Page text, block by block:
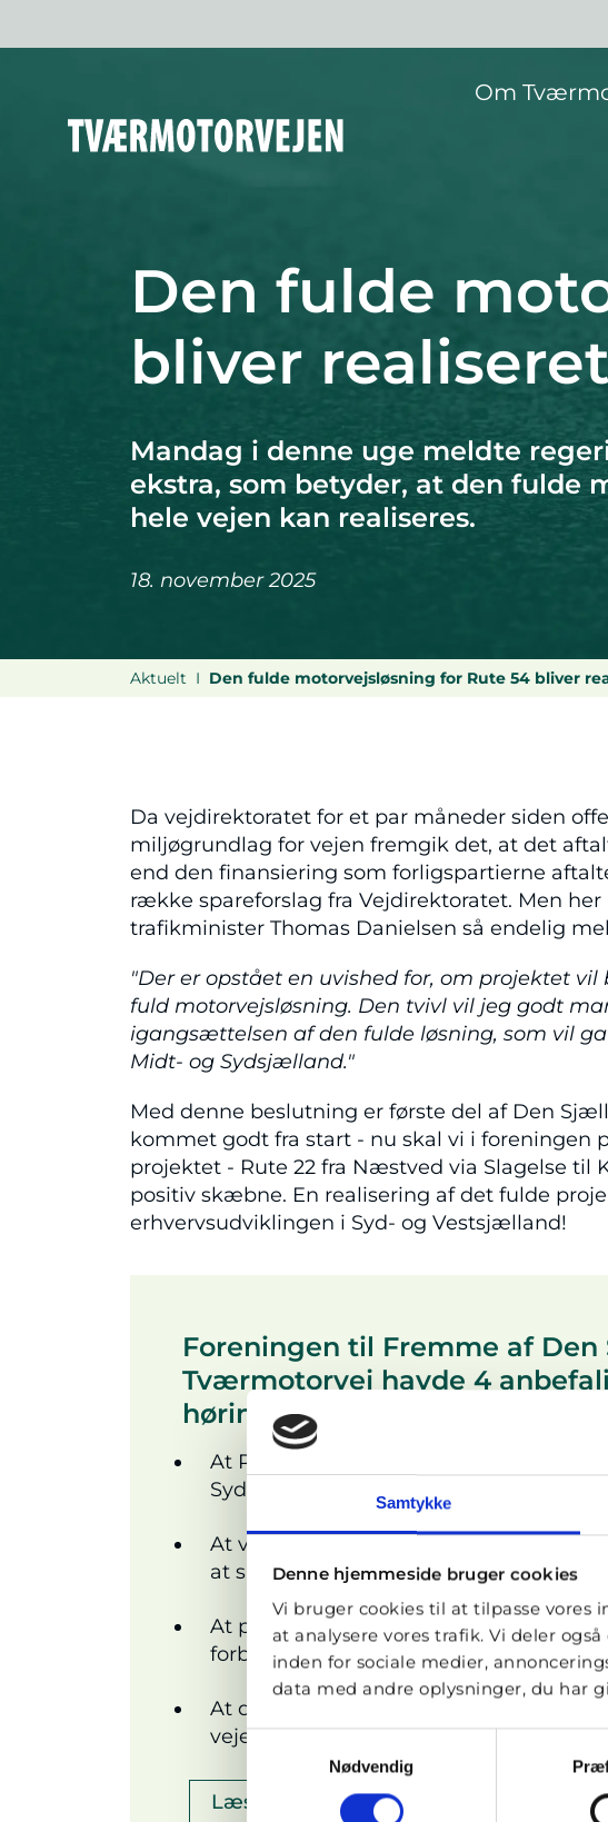
Samtykke
Denne hjemmeside bruger cookies
Vi bruger cookies til at tilpasse
at analysere vores trafik. Vi deler
inden for sociale medier,
data med andre oplysninger, du har
Samtykkevalg
Nødvendig
Om
Den fulde
bliver
Mandag i denne uge meldte
ekstra, som betyder, at den fulde
hele vejen kan realiseres.
18. november 2025
Aktuelt Den fulde motorvejsløsning for Rute 54 bliver
Da vejdirektoratet for et par måneder siden
miljøgrundlag for vejen fremgik det, at det
end den finansiering som forligspartierne
række spareforslag fra Vejdirektoratet. Men her
trafikminister Thomas Danielsen så endelig
"Der er opstået en uvished for, om projektet
fuld motorvejsløsning. Den tvivl vil jeg godt
igangsættelsen af den fulde løsning, som vil
Midt- og Sydsjælland."
Med denne beslutning er første del af Den
kommet godt fra start - nu skal vi i foreningen
projektet - Rute 22 fra Næstved via Slagelse til
positiv skæbne. En realisering af det fulde
erhvervsudviklingen i Syd- og Vestsjælland!
Foreningen til Fremme af
Tværmotorvej havde 4
høringssvar:
At Rute 54 udbygges med to spor hele
Sydmotorvejen.
At vejens fulde bredde bevares, inkl.
at sikre trafiksikkerhed og fremtidig
At projektet tilpasses, så det
forbindelsen, infrastrukturel udvikling
At der ikke gennemføres besparelser,
vejens kapacitet, sikkerhed og
Læs det fulde høringsvar